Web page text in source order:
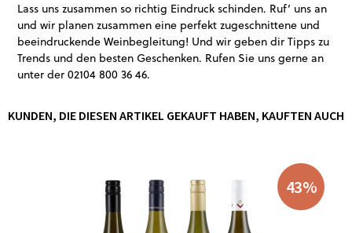
Lass uns zusammen so richtig Eindruck schinden. Ruf‘ uns an
und wir planen zusammen eine perfekt zugeschnittene und
beeindruckende Weinbegleitung! Und wir geben dir Tipps zu
Trends und den besten Geschenken. Rufen Sie uns gerne an
unter der 02104 800 36 46.
KUNDEN, DIE DIESEN ARTIKEL GEKAUFT HABEN, KAUFTEN AUCH
43%